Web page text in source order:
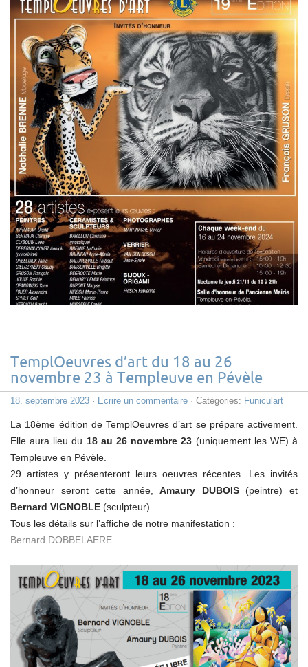
TemplOeuvres d’art du 18 au 26
novembre 23 à Templeuve en Pévèle
18. septembre 2023 · Ecrire un commentaire · Catégories: Funiculart
La 18ème édition de TemplOeuvres d’art se prépare activement.
Elle aura lieu du 18 au 26 novembre 23 (uniquement les WE) à
Templeuve en Pévèle.
29 artistes y présenteront leurs oeuvres récentes. Les invités
d’honneur seront cette année,Amaury DUBOIS(peintre) et
Bernard VIGNOBLE (sculpteur).
Tous les détails sur l’affiche de notre manifestation :
Bernard DOBBELAERE